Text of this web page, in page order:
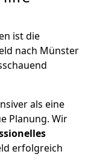
ist die
nach Münster
als eine
Planung. Wir
erfolgreich